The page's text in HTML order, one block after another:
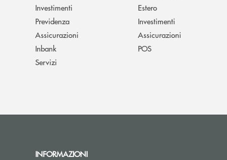
Investimenti
Previdenza
Assicurazioni
Inbank
Servizi
Estero
Investimenti
Assicurazioni
POS
INFORMAZIONI